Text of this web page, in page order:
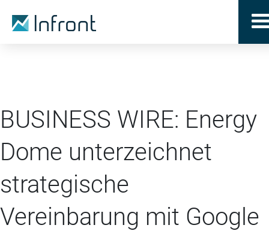
BUSINESS WIRE: Energy
Dome unterzeichnet
strategische
Vereinbarung mit Google